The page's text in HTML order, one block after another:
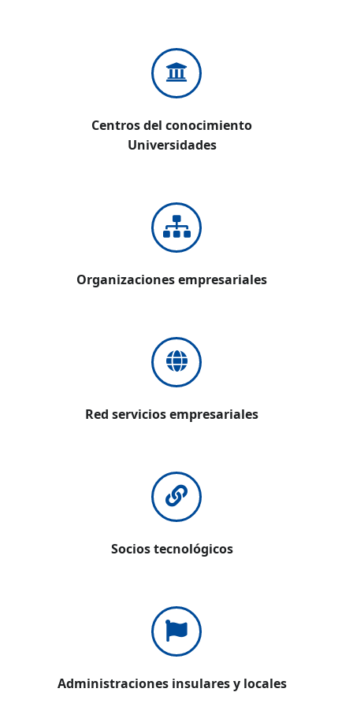
Centros del conocimiento
Universidades
Organizaciones empresariales
Red servicios empresariales
Socios tecnológicos
Administraciones insulares y locales